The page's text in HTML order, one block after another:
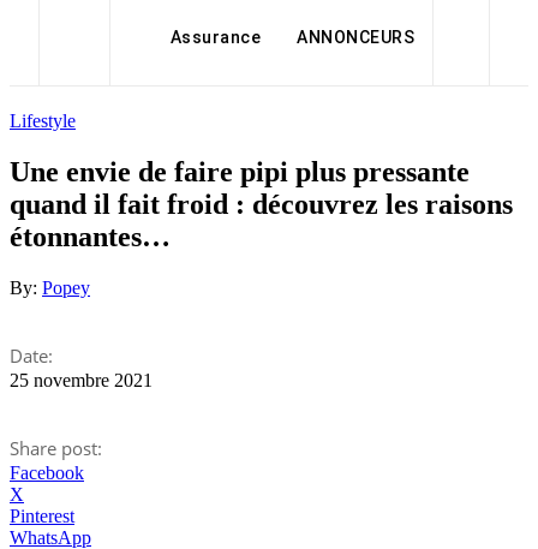
Assurance ANNONCEURS
Lifestyle
Une envie de faire pipi plus pressante
quand il fait froid : découvrez les raisons
étonnantes…
By: Popey
Date:
25 novembre 2021
Share post:
Facebook
X
Pinterest
WhatsApp